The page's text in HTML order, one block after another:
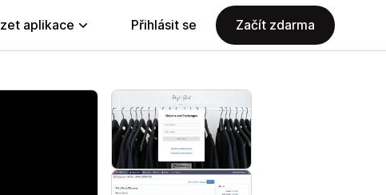
aplikace Přihlásit se Začít zdarma